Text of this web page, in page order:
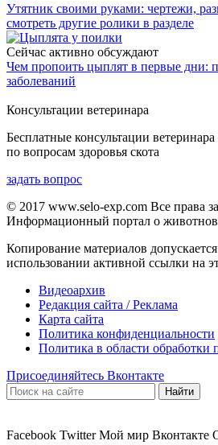
Утятник своими руками: чертежи,
смотреть другие ролики в разделе
Сейчас активно обсуждают
Чем пропоить цыплят в первые дни:
заболеваний
Консультации ветеринара
Бесплатные консультации ветеринара
по вопросам здоровья скота
задать вопрос
© 2017 www.selo-exp.com Все права
Информационный портал о
Копирование материалов
использовании активной ссылки на
Видеоархив
Редакция сайта / Реклама
Карта сайта
Политика конфиденциальности
Политика в области обработки
Присоединяйтесь Вконтакте
Facebook Twitter Мой мир Вконтакте